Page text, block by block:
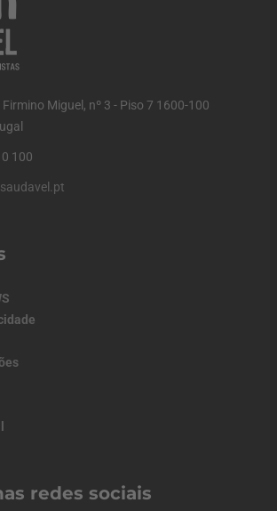
Firmino Miguel, nº 3 - Piso 7 1600-100
100
redes sociais